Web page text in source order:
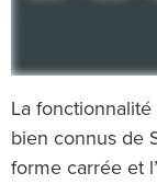
La
bien connus de
forme carrée et